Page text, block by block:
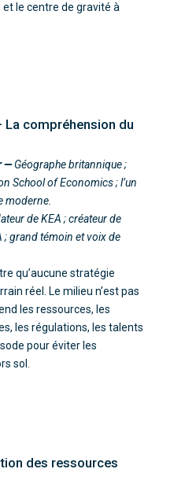
le centre de gravité à
compréhension du
—Géographe britannique ;
School of Economics ; l’un
moderne.
de KEA ; créateur de
; grand témoin et voix de
qu’aucune stratégie
réel. Le milieu n’est pas
les ressources, les
les régulations, les talents
pour éviter les
sol.
des ressources